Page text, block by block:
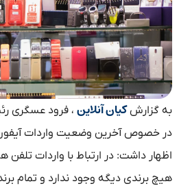
به گزارشکیان آنلاین ، فرود عسگری
در خصوص آخرین وضعیت واردات
اظهار داشت: در ارتباط با واردات تلفن
هیچ برندی دیگه وجود ندارد و تمام